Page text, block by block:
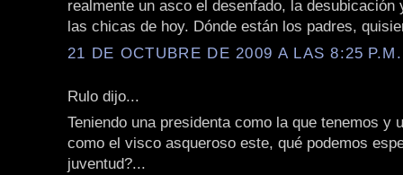
realmente un asco el desenfado, la desubicación
las chicas de hoy. Dónde están los padres,
21 DE OCTUBRE DE 2009 A LAS 8:25 P.M.
Rulo dijo...
Teniendo una presidenta como la que tenemos y
como el visco asqueroso este, qué podemos
juventud?...